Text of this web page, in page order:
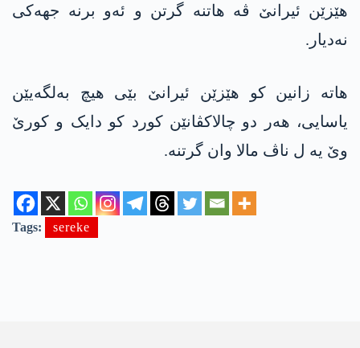
ھێزێن ئیرانێ ڤە ھاتنە گرتن و ئەو برنە جھەکی
نەدیار.
ھاتە زانین کو ھێزێن ئیرانێ بێی هیچ بەلگەیێن
یاسایی، ھەر دو چالاکڤانێن کورد کو دایک و کورێ
وێ یە ل ناڤ مالا وان گرتنە.
Tags: sereke